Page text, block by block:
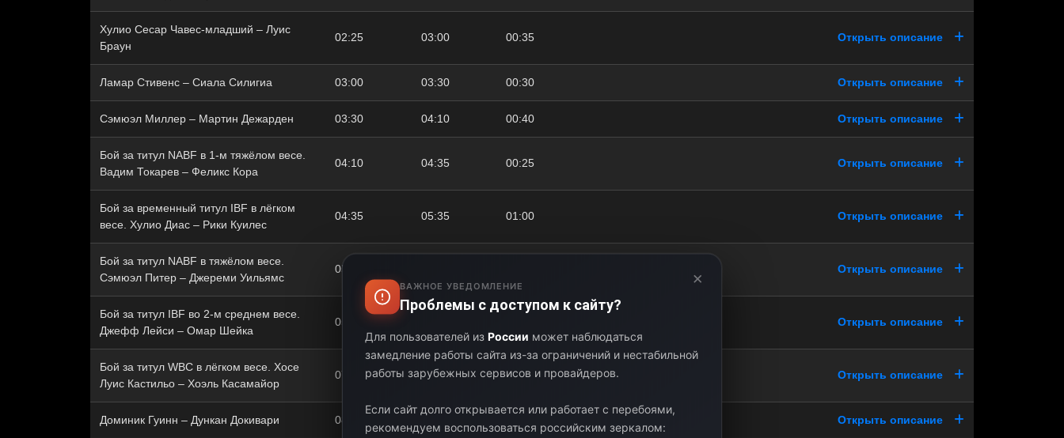
Хулио Сесар Чавес-младший – Луис
Браун
02:25 03:00 00:35 Открыть описание
Ламар Стивенс – Сиала Силигиа 03:00 03:30 00:30 Открыть описание
Сэмюэл Миллер – Мартин Дежарден 03:30 04:10 00:40 Открыть описание
Бой за титул NABF в 1-м тяжёлом весе.
Вадим Токарев – Феликс Кора
04:10 04:35 00:25 Открыть описание
Бой за временный титул IBF в лёгком
весе. Хулио Диас – Рики Куилес
04:35 05:35 01:00 Открыть описание
Бой за титул NABF в тяжёлом весе.
Сэмюэл Питер – Джереми Уильямс
05:35 Открыть описание
Бой за титул IBF во 2-м среднем весе.
Джефф Лейси – Омар Шейка
05:55 Открыть описание
Бой за титул WBC в лёгком весе. Хосе
Луис Кастильо – Хоэль Касамайор
07:00 08:05 01:05 Открыть описание
Доминик Гуинн – Дункан Докивари 08:05 09:00 Открыть описание
×
ВАЖНОЕ УВЕДОМЛЕНИЕ
Проблемы с доступом к сайту?
Для пользователей из России может наблюдаться
замедление работы сайта из-за ограничений и нестабильной
работы зарубежных сервисов и провайдеров.
Если сайт долго открывается или работает с перебоями,
рекомендуем воспользоваться российским зеркалом: